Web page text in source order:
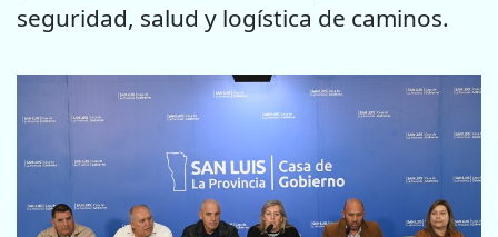
seguridad, salud y logística de caminos.